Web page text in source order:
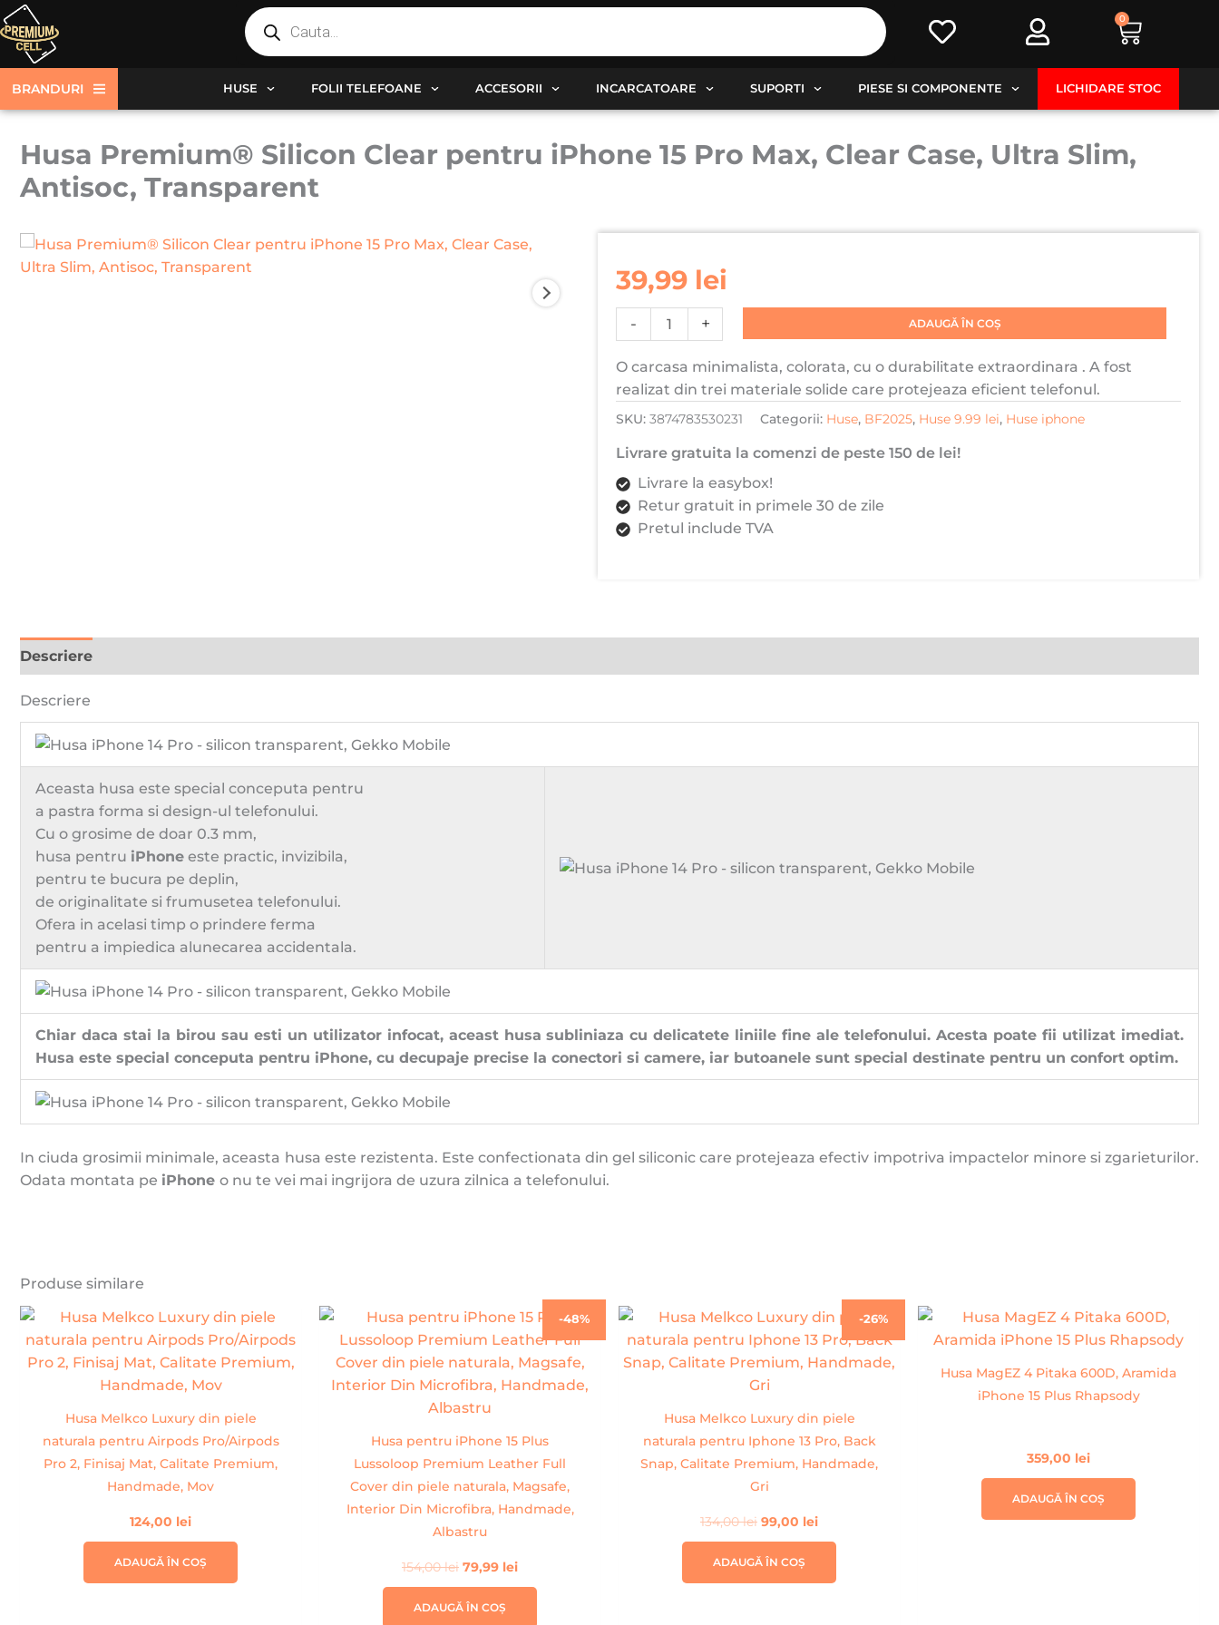
Skip
to
content
Products
search
0
Cart
BRANDURI HUSE FOLII TELEFOANE ACCESORII INCARCATOARE SUPORTI PIESE SI COMPONENTE LICHIDARE STOC
Husa Premium® Silicon Clear pentru iPhone 15 Pro Max, Clear Case, Ultra Slim,
Antisoc, Transparent
39,99 lei
-
Husa
Premium®
Silicon
pentru
iPhone
15
Pro
Max,
Case,
Ultra
Slim,
+ ADAUGĂ ÎN COȘ
O carcasa minimalista, colorata, cu o durabilitate extraordinara . A fost
realizat din trei materiale solide care protejeaza eficient telefonul.
SKU: 3874783530231 Categorii: Huse, BF2025, Huse 9.99 lei, Huse iphone
Livrare gratuita la comenzi de peste 150 de lei!
Livrare la easybox!
Retur gratuit in primele 30 de zile
Pretul include TVA
Descriere
Descriere
Aceasta husa este special conceputa pentru
a pastra forma si design-ul telefonului.
Cu o grosime de doar 0.3 mm,
husa pentru iPhone este practic, invizibila,
pentru te bucura pe deplin,
de originalitate si frumusetea telefonului.
Ofera in acelasi timp o prindere ferma
pentru a impiedica alunecarea accidentala.
Chiar daca stai la birou sau esti un utilizator infocat, aceast husa subliniaza cu delicatete liniile fine ale telefonului. Acesta poate fii utilizat imediat.
Husa este special conceputa pentru iPhone, cu decupaje precise la conectori si camere, iar butoanele sunt special destinate pentru un confort optim.
In ciuda grosimii minimale, aceasta husa este rezistenta. Este confectionata din gel siliconic care protejeaza efectiv impotriva impactelor minore si zgarieturilor.
Odata montata pe iPhone o nu te vei mai ingrijora de uzura zilnica a telefonului.
Produse similare
Husa Melkco Luxury din piele
naturala pentru Airpods Pro/Airpods
Pro 2, Finisaj Mat, Calitate Premium,
Handmade, Mov
124,00 lei
ADAUGĂ ÎN COȘ
-48%
Husa pentru iPhone 15 Plus
Lussoloop Premium Leather Full
Cover din piele naturala, Magsafe,
Interior Din Microfibra, Handmade,
Albastru
154,00lei
Prețul
a
fost:
154,00 lei.
79,99 lei
Prețul
este:
79,99 lei.
ADAUGĂ ÎN COȘ
-26%
Husa Melkco Luxury din piele
naturala pentru Iphone 13 Pro, Back
Snap, Calitate Premium, Handmade,
Gri
134,00lei
Prețul
a
fost:
134,00 lei.
99,00 lei
Prețul
curent
este:
99,00 lei.
ADAUGĂ ÎN COȘ
Husa MagEZ 4 Pitaka 600D, Aramida
iPhone 15 Plus Rhapsody
359,00 lei
ADAUGĂ ÎN COȘ